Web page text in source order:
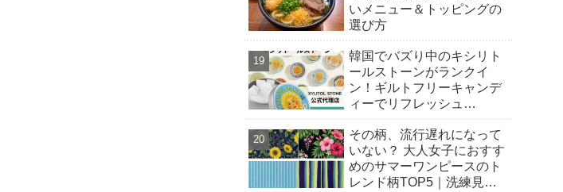
いメニュー＆トッピングの
選び方
韓国でバズり中のキシリト
ールストーンがランクイ
ン！ギルトフリーキャンデ
ィーでリフレッシュ
子」販売数ランキング】～
渡韓気分を楽しむ！トレン
ドの“韓国おやつ”もご紹介
～
その柄、流行遅れになって
いない？ 大人女子におすす
めのサマーワンピースのト
レンド柄TOP5｜洗練見え